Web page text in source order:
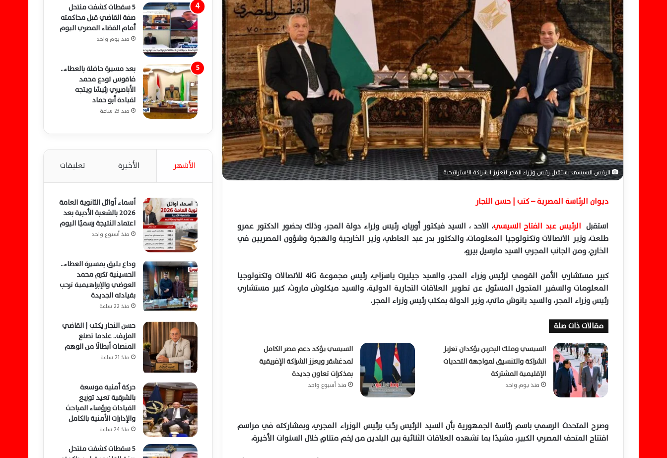
د
ا
إ
ل
ك
و
ن
ي
ا
الرئيس السيسي يستقبل رئيس وزراء المجر لتعزيز الشراكة الاستراتيجية
ديوان الرئاسة المصرية – كتب | حسن النجار
استقبل الرئيس عبد الفتاح السيسي، الاحد ، السيد فيكتور أوربان، رئيس وزراء دولة المجر، وذلك بحضور الدكتور عمرو
طلعت، وزير الاتصالات وتكنولوجيا المعلومات، والدكتور بدر عبد العاطي، وزير الخارجية والهجرة وشؤون المصريين في
الخارج، ومن الجانب المجري السيد مارسيل بيرو،
كبير مستشاري الأمن القومي لرئيس وزراء المجر، والسيد جيليرت ياسزاي، رئيس مجموعة ٤iG للاتصالات وتكنولوجيا
المعلومات والسفير المتجول المسئول عن تطوير العلاقات التجارية الدولية، والسيد ميكلوش ماروث، كبير مستشاري
رئيس وزراء المجر، والسيد يانوش ماتي، وزير الدولة بمكتب رئيس وزراء المجر.
مقالات ذات صلة
السيسي وملك البحرين يؤكدان تعزيز
الشراكة والتنسيق لمواجهة التحديات
الإقليمية المشتركة
منذ يوم واحد
السيسي يؤكد دعم مصر الكامل
لمدغشقر ويعزز الشراكة الإفريقية
بمذكرات تعاون جديدة
منذ أسبوع واحد
وصرح المتحدث الرسمي باسم رئاسة الجمهورية بأن السيد الرئيس رحّب برئيس الوزراء المجري، وبمشاركته في مراسم
افتتاح المتحف المصري الكبير، مشيدًا بما تشهده العلاقات الثنائية بين البلدين من زخم متنامٍ خلال السنوات الأخيرة،
5 سقطات كشفت منتحل
صفة القاضي قبل محاكمته
أمام القضاء المصري اليوم
منذ يوم واحد
بعد مسيرة حافلة بالعطاء..
فاقوس تودع محمد
الأباصيري رئيسًا ويتجه
لقيادة أبو حماد
منذ 23 ساعة
الأشهر الأخيرة تعليقات
أسماء أوائل الثانوية العامة
2026 بالشعبة الأدبية بعد
اعتماد النتيجة رسميًا اليوم
منذ أسبوع واحد
وداع يليق بمسيرة العطاء..
الحسينية تكرم محمد
العوضي والإبراهيمية ترحب
بقيادته الجديدة
منذ 22 ساعة
حسن النجار يكتب | القاضي
المزيف.. عندما تصنع
المنصات أبطالًا من الوهم
منذ 21 ساعة
حركة أمنية موسعة
بالشرقية تعيد توزيع
القيادات ورؤساء المباحث
والإدارات الأمنية بالكامل
منذ 24 ساعة
5 سقطات كشفت منتحل